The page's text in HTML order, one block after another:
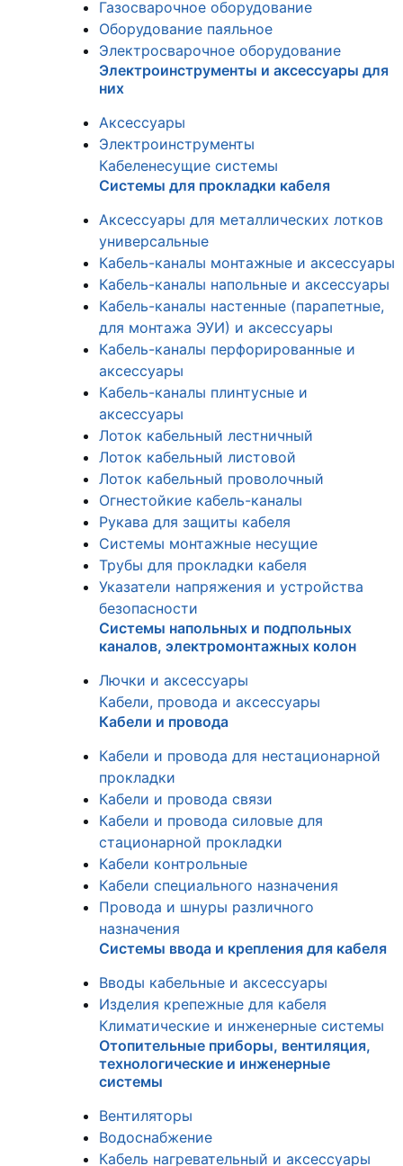
Газосварочное оборудование
Оборудование паяльное
Электросварочное оборудование
Электроинструменты и аксессуары для
них
Аксессуары
Электроинструменты
Кабеленесущие системы
Системы для прокладки кабеля
Аксессуары для металлических лотков
универсальные
Кабель-каналы монтажные и аксессуары
Кабель-каналы напольные и аксессуары
Кабель-каналы настенные (парапетные,
для монтажа ЭУИ) и аксессуары
Кабель-каналы перфорированные и
аксессуары
Кабель-каналы плинтусные и
аксессуары
Лоток кабельный лестничный
Лоток кабельный листовой
Лоток кабельный проволочный
Огнестойкие кабель-каналы
Рукава для защиты кабеля
Системы монтажные несущие
Трубы для прокладки кабеля
Указатели напряжения и устройства
безопасности
Системы напольных и подпольных
каналов, электромонтажных колон
Лючки и аксессуары
Кабели, провода и аксессуары
Кабели и провода
Кабели и провода для нестационарной
прокладки
Кабели и провода связи
Кабели и провода силовые для
стационарной прокладки
Кабели контрольные
Кабели специального назначения
Провода и шнуры различного
назначения
Системы ввода и крепления для кабеля
Вводы кабельные и аксессуары
Изделия крепежные для кабеля
Климатические и инженерные системы
Отопительные приборы, вентиляция,
технологические и инженерные
системы
Вентиляторы
Водоснабжение
Кабель нагревательный и аксессуары